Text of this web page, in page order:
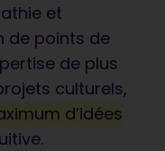
et
de points de
de plus
culturels,
d’idées